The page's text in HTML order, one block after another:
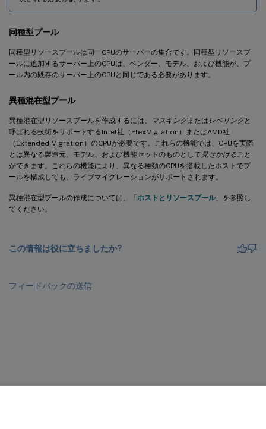
同種型プール
同種型リソースプールは同一CPUのサーバーの集合です。同種型リソースプ
ールに追加するサーバー上のCPUは、ベンダー、モデル、および機能が、プ
ール内の既存のサーバー上のCPUと同じである必要があります。
異種混在型プール
異種混在型リソースプールを作成するには、 マスキングまたは レベリングと
呼ばれる技術をサポートするIntel社（FlexMigration）またはAMD社
（Extended Migration）のCPUが必要です。これらの機能では、CPUを実際
とは異なる製造元、モデル、および機能セットのものとして 見せかける こと
ができます。これらの機能により、異なる種類のCPUを搭載したホストでプ
ールを構成しても、ライブマイグレーションがサポートされます。
異種混在型プールの作成については、「ホストとリソースプール」を参照し
てください。
この情報は役に立ちましたか?
フィードバックの送信